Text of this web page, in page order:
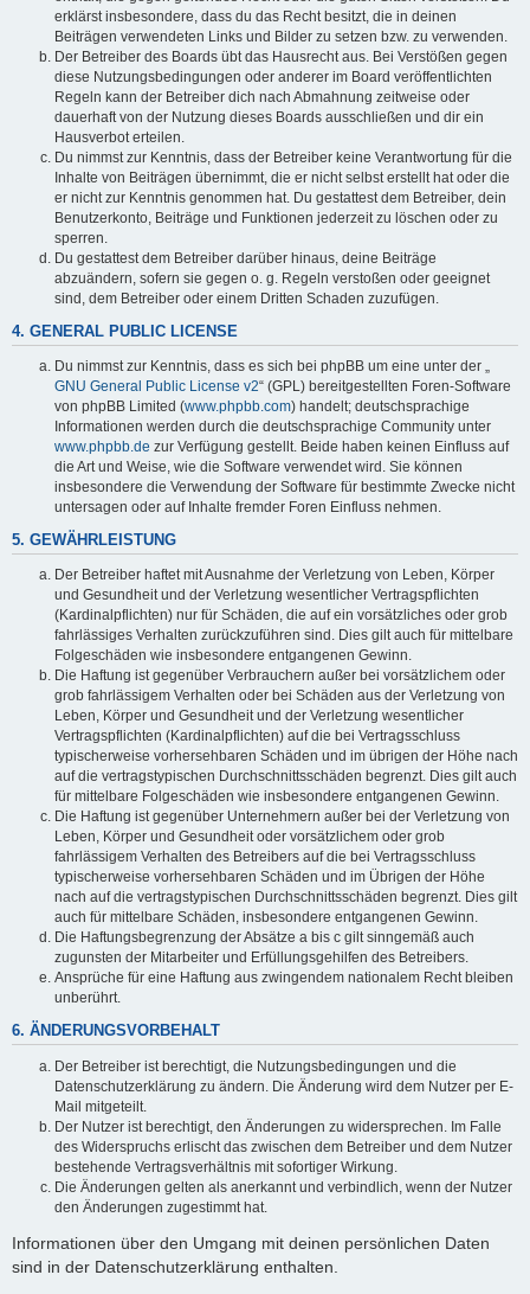
erklärst insbesondere, dass du das Recht besitzt, die in deinen
Beiträgen verwendeten Links und Bilder zu setzen bzw. zu verwenden.
Der Betreiber des Boards übt das Hausrecht aus. Bei Verstößen gegen
diese Nutzungsbedingungen oder anderer im Board veröffentlichten
Regeln kann der Betreiber dich nach Abmahnung zeitweise oder
dauerhaft von der Nutzung dieses Boards ausschließen und dir ein
Hausverbot erteilen.
Du nimmst zur Kenntnis, dass der Betreiber keine Verantwortung für die
Inhalte von Beiträgen übernimmt, die er nicht selbst erstellt hat oder die
er nicht zur Kenntnis genommen hat. Du gestattest dem Betreiber, dein
Benutzerkonto, Beiträge und Funktionen jederzeit zu löschen oder zu
sperren.
Du gestattest dem Betreiber darüber hinaus, deine Beiträge
abzuändern, sofern sie gegen o. g. Regeln verstoßen oder geeignet
sind, dem Betreiber oder einem Dritten Schaden zuzufügen.
4. GENERAL PUBLIC LICENSE
Du nimmst zur Kenntnis, dass es sich bei phpBB um eine unter der „
GNU General Public License v2“ (GPL) bereitgestellten Foren-Software
von phpBB Limited (www.phpbb.com) handelt; deutschsprachige
Informationen werden durch die deutschsprachige Community unter
www.phpbb.de zur Verfügung gestellt. Beide haben keinen Einfluss auf
die Art und Weise, wie die Software verwendet wird. Sie können
insbesondere die Verwendung der Software für bestimmte Zwecke nicht
untersagen oder auf Inhalte fremder Foren Einfluss nehmen.
5. GEWÄHRLEISTUNG
Der Betreiber haftet mit Ausnahme der Verletzung von Leben, Körper
und Gesundheit und der Verletzung wesentlicher Vertragspflichten
(Kardinalpflichten) nur für Schäden, die auf ein vorsätzliches oder grob
fahrlässiges Verhalten zurückzuführen sind. Dies gilt auch für mittelbare
Folgeschäden wie insbesondere entgangenen Gewinn.
Die Haftung ist gegenüber Verbrauchern außer bei vorsätzlichem oder
grob fahrlässigem Verhalten oder bei Schäden aus der Verletzung von
Leben, Körper und Gesundheit und der Verletzung wesentlicher
Vertragspflichten (Kardinalpflichten) auf die bei Vertragsschluss
typischerweise vorhersehbaren Schäden und im übrigen der Höhe nach
auf die vertragstypischen Durchschnittsschäden begrenzt. Dies gilt auch
für mittelbare Folgeschäden wie insbesondere entgangenen Gewinn.
Die Haftung ist gegenüber Unternehmern außer bei der Verletzung von
Leben, Körper und Gesundheit oder vorsätzlichem oder grob
fahrlässigem Verhalten des Betreibers auf die bei Vertragsschluss
typischerweise vorhersehbaren Schäden und im Übrigen der Höhe
nach auf die vertragstypischen Durchschnittsschäden begrenzt. Dies gilt
auch für mittelbare Schäden, insbesondere entgangenen Gewinn.
Die Haftungsbegrenzung der Absätze a bis c gilt sinngemäß auch
zugunsten der Mitarbeiter und Erfüllungsgehilfen des Betreibers.
Ansprüche für eine Haftung aus zwingendem nationalem Recht bleiben
unberührt.
6. ÄNDERUNGSVORBEHALT
Der Betreiber ist berechtigt, die Nutzungsbedingungen und die
Datenschutzerklärung zu ändern. Die Änderung wird dem Nutzer per E-
Mail mitgeteilt.
Der Nutzer ist berechtigt, den Änderungen zu widersprechen. Im Falle
des Widerspruchs erlischt das zwischen dem Betreiber und dem Nutzer
bestehende Vertragsverhältnis mit sofortiger Wirkung.
Die Änderungen gelten als anerkannt und verbindlich, wenn der Nutzer
den Änderungen zugestimmt hat.
Informationen über den Umgang mit deinen persönlichen Daten
sind in der Datenschutzerklärung enthalten.